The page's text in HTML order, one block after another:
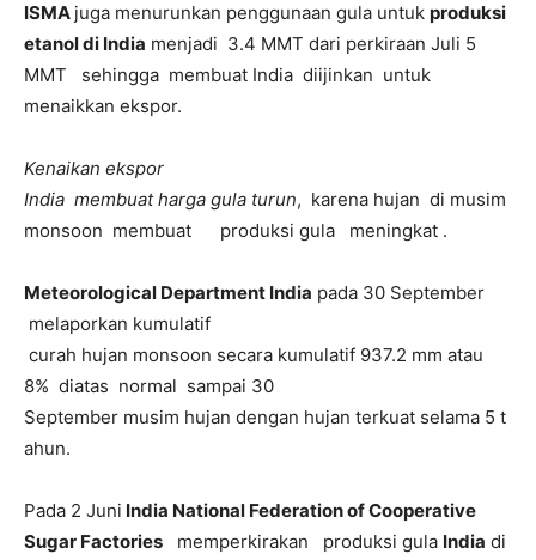
ISMA juga menurunkan penggunaan gula untuk produksi
etanol di India menjadi 3.4 MMT dari perkiraan Juli 5
MMT sehingga membuat India diijinkan untuk
menaikkan ekspor.
Kenaikan ekspor
India membuat harga gula turun, karena hujan di musim
monsoon membuat produksi gula meningkat .
Meteorological Department India pada 30 September
melaporkan kumulatif
curah hujan monsoon secara kumulatif 937.2 mm atau
8% diatas normal sampai 30
September musim hujan dengan hujan terkuat selama 5 t
ahun.
Pada 2 Juni India National Federation of Cooperative
Sugar Factories memperkirakan produksi gula India di